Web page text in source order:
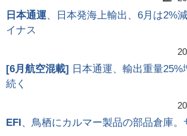
日本通運、日本発海上輸出、6月は2%
イナス
[6月航空混載] 日本通運、輸出重量25%
続く
EFI、鳥栖にカルマー製品の部品倉庫。